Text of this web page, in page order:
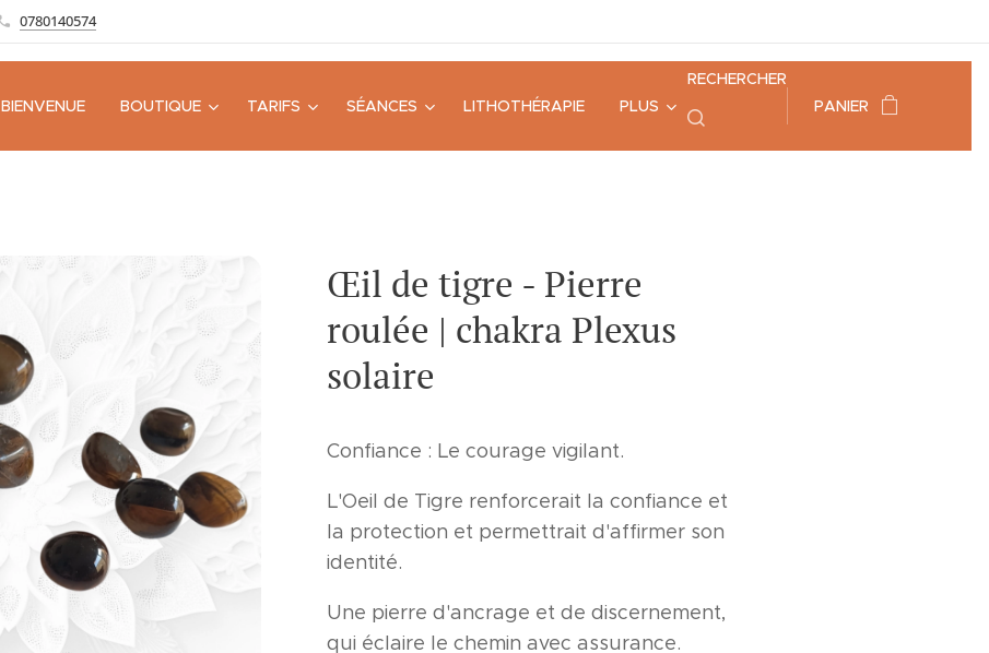
0780140574
BIENVENUE BOUTIQUE TARIFS SÉANCES LITHOTHÉRAPIE PLUS
RECHERCHER
PANIER
Œil de tigre - Pierre
roulée | chakra Plexus
solaire
Confiance : Le courage vigilant.
L'Oeil de Tigre renforcerait la confiance et
la protection et permettrait d'affirmer son
identité.
Une pierre d'ancrage et de discernement,
qui éclaire le chemin avec assurance.